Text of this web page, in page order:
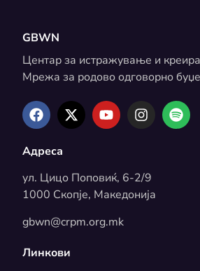
GBWN
Центар за истражување и
Мрежа за родово одговорно
Адреса
ул. Цицо Поповиќ, 6-2/9
1000 Скопје, Македонија
gbwn@crpm.org.mk
Линкови